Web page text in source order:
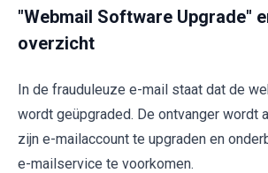
"Webmail Software Upgrade"
overzicht
In de frauduleuze e-mail staat dat de
wordt geüpgraded. De ontvanger wordt
zijn e-mailaccount te upgraden en
e-mailservice te voorkomen.